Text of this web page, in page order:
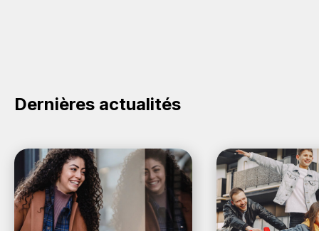
Dernières actualités